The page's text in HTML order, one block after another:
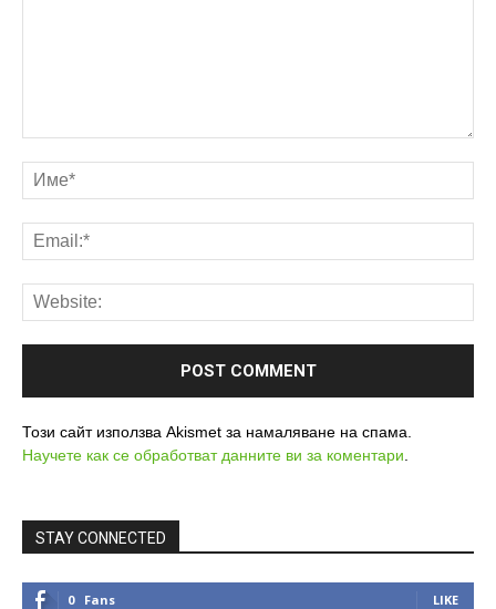
Този сайт използва Akismet за намаляване на спама.
Научете как се обработват данните ви за коментари
STAY CONNECTED
0 Fans LIKE